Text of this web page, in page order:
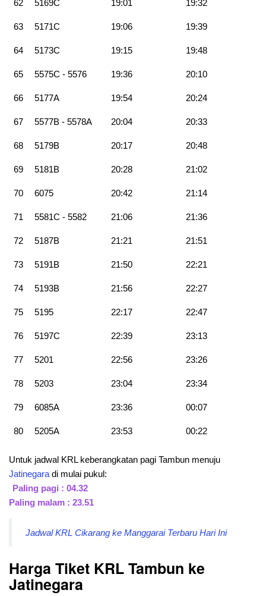
62 5169C 19:01 19:32
63 5171C 19:06 19:39
64 5173C 19:15 19:48
65 5575C - 5576 19:36 20:10
66 5177A 19:54 20:24
67 5577B - 5578A 20:04 20:33
68 5179B 20:17 20:48
69 5181B 20:28 21:02
70 6075 20:42 21:14
71 5581C - 5582 21:06 21:36
72 5187B 21:21 21:51
73 5191B 21:50 22:21
74 5193B 21:56 22:27
75 5195 22:17 22:47
76 5197C 22:39 23:13
77 5201 22:56 23:26
78 5203 23:04 23:34
79 6085A 23:36 00:07
80 5205A 23:53 00:22
Untuk jadwal KRL keberangkatan pagi Tambun menuju
Jatinegara di mulai pukul:
Paling pagi : 04.32
Paling malam : 23.51
Jadwal KRL Cikarang ke Manggarai Terbaru Hari Ini
Harga Tiket KRL Tambun ke
Jatinegara